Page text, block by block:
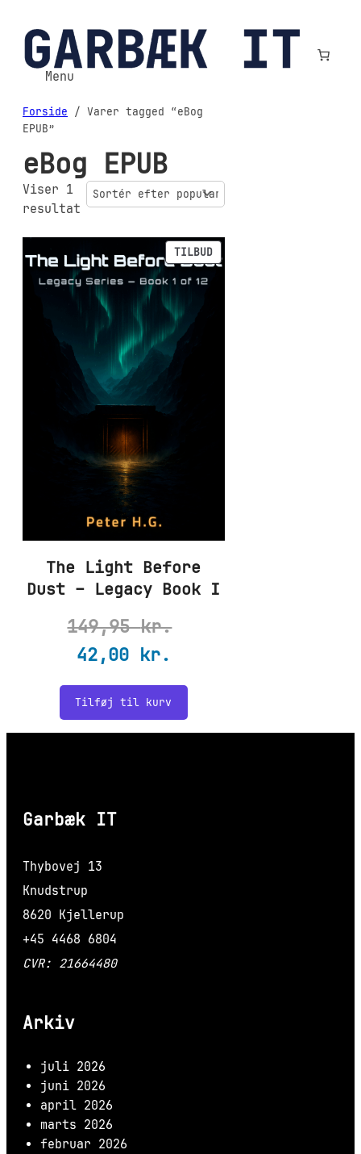
til
indhold
Menu
Forside / Varer tagged “eBog
EPUB”
eBog EPUB
Viser 1
resultat
TILBUDVARE
PÅ
The Light Before
Dust – Legacy Book I
149,95kr.
Den
oprindelige
pris
var:
42,00 kr.
aktuelle
pris
er:
Tilføj til kurv
Garbæk IT
Thybovej 13
Knudstrup
8620 Kjellerup
+45 4468 6804
CVR: 21664480
Arkiv
juli 2026
juni 2026
april 2026
marts 2026
februar 2026